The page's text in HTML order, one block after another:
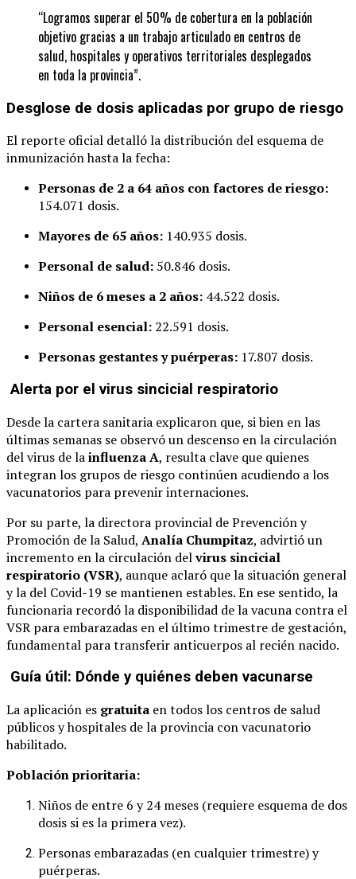
“Logramos superar el 50% de cobertura en la población
objetivo gracias a un trabajo articulado en centros de
salud, hospitales y operativos territoriales desplegados
en toda la provincia”.
Desglose de dosis aplicadas por grupo de riesgo
El reporte oficial detalló la distribución del esquema de
inmunización hasta la fecha:
Personas de 2 a 64 años con factores de riesgo:
154.071 dosis.
Mayores de 65 años: 140.935 dosis.
Personal de salud: 50.846 dosis.
Niños de 6 meses a 2 años: 44.522 dosis.
Personal esencial: 22.591 dosis.
Personas gestantes y puérperas: 17.807 dosis.
Alerta por el virus sincicial respiratorio
Desde la cartera sanitaria explicaron que, si bien en las
últimas semanas se observó un descenso en la circulación
del virus de lainfluenza A, resulta clave que quienes
integran los grupos de riesgo continúen acudiendo a los
vacunatorios para prevenir internaciones.
Por su parte, la directora provincial de Prevención y
Promoción de la Salud, Analía Chumpitaz, advirtió un
incremento en la circulación delvirus sincicial
respiratorio (VSR), aunque aclaró que la situación general
y la del Covid-19 se mantienen estables. En ese sentido, la
funcionaria recordó la disponibilidad de la vacuna contra el
VSR para embarazadas en el último trimestre de gestación,
fundamental para transferir anticuerpos al recién nacido.
Guía útil: Dónde y quiénes deben vacunarse
La aplicación es gratuita en todos los centros de salud
públicos y hospitales de la provincia con vacunatorio
habilitado.
Población prioritaria:
Niños de entre 6 y 24 meses (requiere esquema de dos
dosis si es la primera vez).
Personas embarazadas (en cualquier trimestre) y
puérperas.